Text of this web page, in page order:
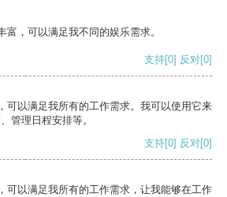
富，可以满足我不同的娱乐需求。
支持[0] 反对[0]
可以满足我所有的工作需求。我可以使用它来
管理日程安排等。
支持[0] 反对[0]
可以满足我所有的工作需求，让我能够在工作